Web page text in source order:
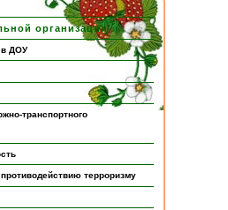
организации
в ДОУ
транспортного
терроризму